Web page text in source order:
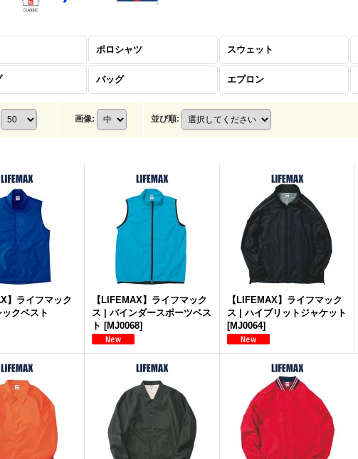
ポロシャツ スウェット
バッグ エプロン
画像: 並び順:
】ライフマック
クベスト
【LIFEMAX】ライフマック
ス | バインダースポーツベス
ト [MJ0068]
【LIFEMAX】ライフマック
ス | ハイブリットジャケット
[MJ0064]